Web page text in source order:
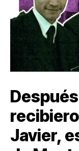
Javier,